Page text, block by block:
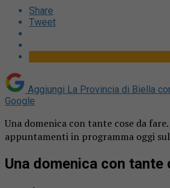
Share
Tweet
Aggiungi La Provincia di Biella
Google
Una domenica con tante cose da
appuntamenti in programma oggi
Una domenica con tante